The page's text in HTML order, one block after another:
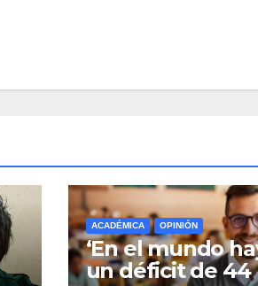
ACADÉMICA OPINIÓN
‘En el mundo
un déficit de 44